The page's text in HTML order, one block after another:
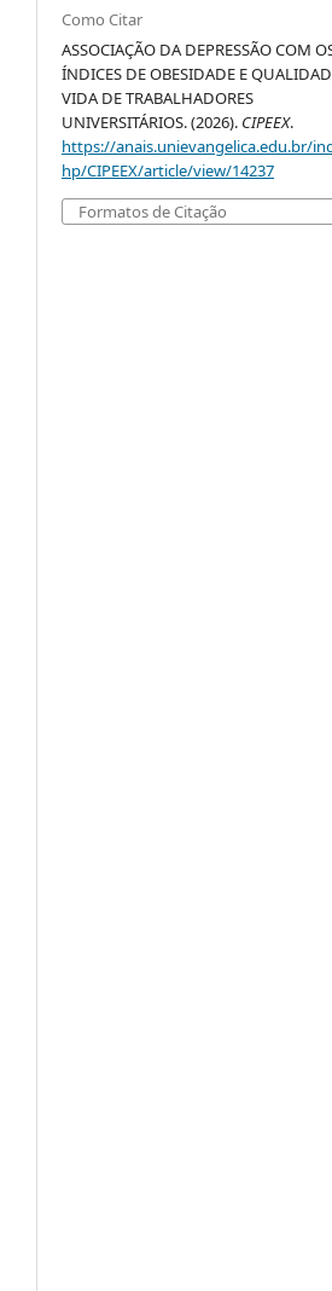
Como Citar
ASSOCIAÇÃO DA DEPRESSÃO COM
ÍNDICES DE OBESIDADE E
VIDA DE TRABALHADORES
UNIVERSITÁRIOS. (2026). CIPEEX.
https://anais.unievangelica.edu.br/
hp/CIPEEX/article/view/14237
Formatos de Citação